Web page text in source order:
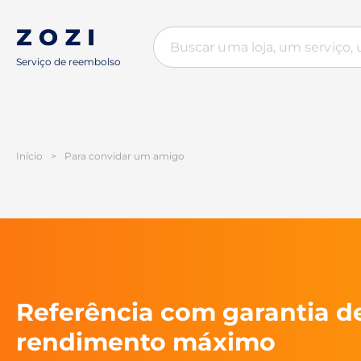
Serviço de reembolso
Início > Para convidar um amigo
Referência com garantia
rendimento máximo